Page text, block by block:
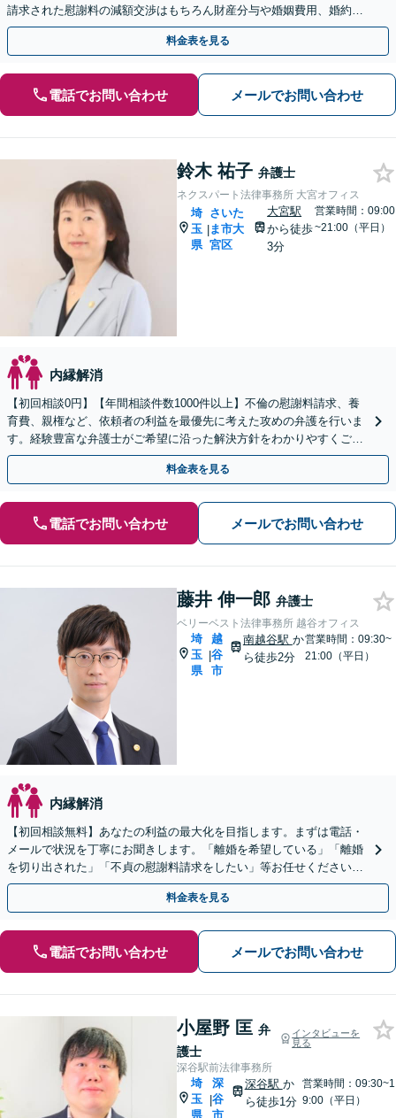
請求された慰謝料の減額交渉はもちろん財産分与や婚姻費用、婚約破
棄など様々な離婚・男女問題の解決実績が豊富です。
料金表を見る
電話でお問い合わせ メールでお問い合わせ
鈴木 祐子 弁護士
ネクスパート法律事務所 大宮オフィス
埼
玉
県
|
さいた
ま市大
宮区
大宮駅
から徒歩
3分
営業時間：09:00
~21:00（平日）
内縁解消
【初回相談0円】【年間相談件数1000件以上】不倫の慰謝料請求、養
育費、親権など、依頼者の利益を最優先に考えた攻めの弁護を行いま
す。経験豊富な弁護士がご希望に沿った解決方針をわかりやすくご提
案します。お気軽にお問合せ下さい。
料金表を見る
電話でお問い合わせ メールでお問い合わせ
藤井 伸一郎 弁護士
ベリーベスト法律事務所 越谷オフィス
埼
玉
県
|
越
谷
市
南越谷駅 か
ら徒歩2分
営業時間：09:30~
21:00（平日）
内縁解消
【初回相談無料】あなたの利益の最大化を目指します。まずは電話・
メールで状況を丁寧にお聞きします。「離婚を希望している」「離婚
を切り出された」「不貞の慰謝料請求をしたい」等お任せください。
【リーズナブルな料金設定】
料金表を見る
電話でお問い合わせ メールでお問い合わせ
小屋野 匡 弁
護士
インタビューを
見る
深谷駅前法律事務所
埼
玉
県
|
深
谷
市
深谷駅 か
ら徒歩1分
営業時間：09:30~1
9:00（平日）